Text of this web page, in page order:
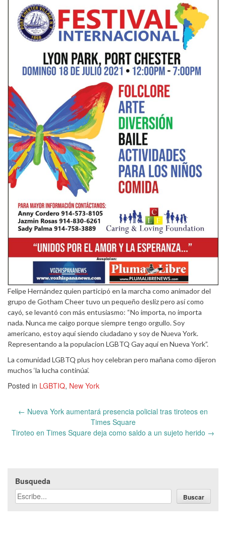
Felipe Hernández quien participó en la marcha como animador del
grupo de Gotham Cheer tuvo un pequeño desliz pero así como
cayó, se levantó con más entusiasmo: “No importa, no importa
nada. Nunca me caigo porque siempre tengo orgullo. Soy
americano, estoy aquí siendo ciudadano y soy de Nueva York.
Representando a la populacion LGBTQ Gay aquí en Nueva York”.
La comunidad LGBTQ plus hoy celebran pero mañana como dijeron
muchos ‘la lucha continúa’.
Posted in LGBTIQ, New York
Post
← Nueva York aumentará presencia policial tras tiroteos en
Times Square
Tiroteo en Times Square deja como saldo a un sujeto herido →
Busqueda
Buscar